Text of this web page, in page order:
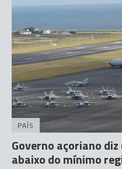
PAÍS
Governo açoriano
abaixo do mínimo